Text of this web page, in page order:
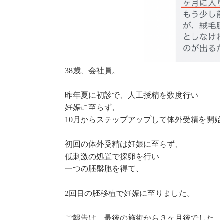
38歳、会社員。
昨年夏に初診で、人工授精を数度行い
妊娠に至らず。
10月からステップアップして体外受精を開
初回の体外受精は妊娠に至らず、
低刺激の処置で採卵を行い
一つの胚盤胞を得て、
2回目の胚移植で妊娠に至りました。
ご報告は、最後の施術から３ヶ月後でした